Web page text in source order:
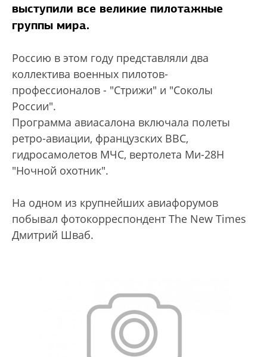
выступили все великие пилотажные
группы мира.
Россию в этом году представляли два
коллектива военных пилотов-
профессионалов - "Стрижи" и "Соколы
России".
Программа авиасалона включала полеты
ретро-авиации, французских ВВС,
гидросамолетов МЧС, вертолета Ми-28Н
"Ночной охотник".
На одном из крупнейших авиафорумов
побывал фотокорреспондент The New Times
Дмитрий Шваб.